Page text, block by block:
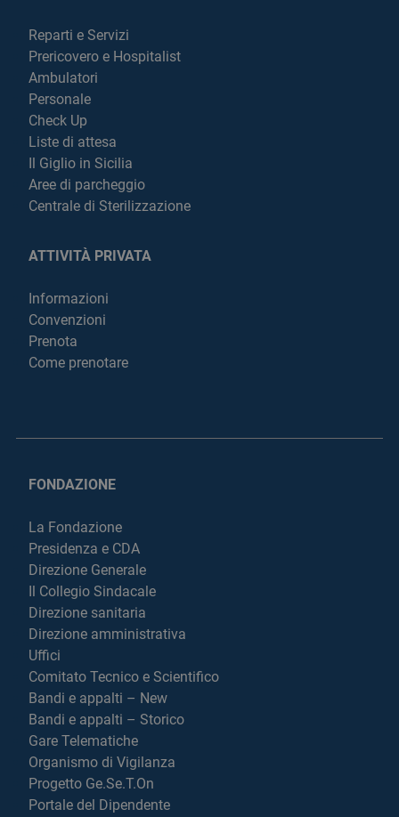
Reparti e Servizi
Prericovero e Hospitalist
Ambulatori
Personale
Check Up
Liste di attesa
Il Giglio in Sicilia
Aree di parcheggio
Centrale di Sterilizzazione
ATTIVITÀ PRIVATA
Informazioni
Convenzioni
Prenota
Come prenotare
FONDAZIONE
La Fondazione
Presidenza e CDA
Direzione Generale
Il Collegio Sindacale
Direzione sanitaria
Direzione amministrativa
Uffici
Comitato Tecnico e Scientifico
Bandi e appalti – New
Bandi e appalti – Storico
Gare Telematiche
Organismo di Vigilanza
Progetto Ge.Se.T.On
Portale del Dipendente